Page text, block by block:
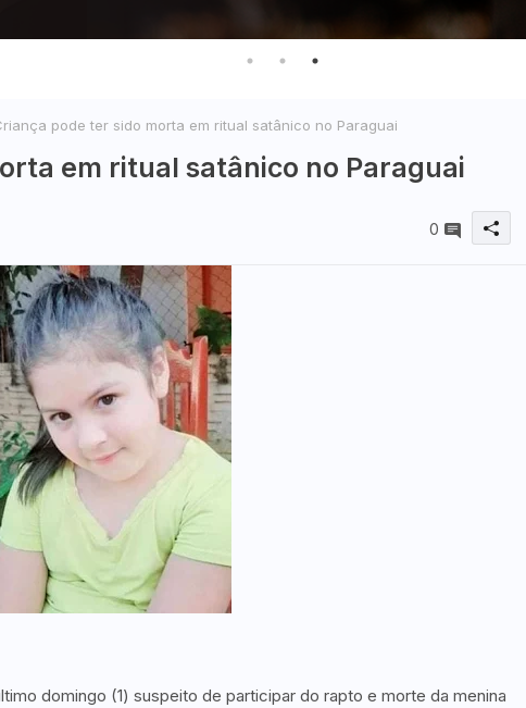
pode ter sido morta em ritual satânico no Paraguai
em ritual satânico no Paraguai
0
domingo (1) suspeito de participar do rapto e morte da menina